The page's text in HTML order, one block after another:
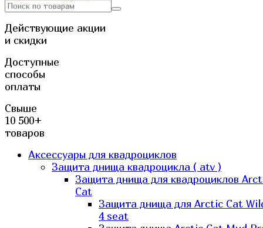
Действующие акции
и скидки
Доступные
способы
оплаты
Свыше
10 500+
товаров
Аксессуары для квадроциклов
Защита днища квадроцикла ( atv )
Защита днища для квадроциклов
Cat
Защита днища для Arctic Cat
4 seat